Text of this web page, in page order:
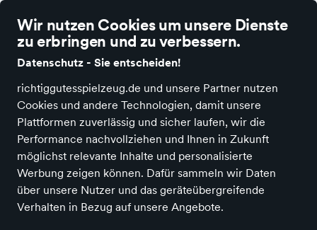
Wir nutzen Cookies um unsere Dienste
zu erbringen und zu verbessern.
Datenschutz - Sie entscheiden!
richtiggutesspielzeug.de und unsere Partner nutzen
Cookies und andere Technologien, damit unsere
Plattformen zuverlässig und sicher laufen, wir die
Performance nachvollziehen und Ihnen in Zukunft
möglichst relevante Inhalte und personalisierte
Werbung zeigen können. Dafür sammeln wir Daten
über unsere Nutzer und das geräteübergreifende
Verhalten in Bezug auf unsere Angebote.
Alle Kategorien Neuheiten Angebote Spielen & Basteln
Ueberreuter Verlag & Annette
Betz